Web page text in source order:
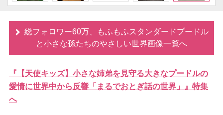
総フォロワー60万、もふもふスタンダードプードル
と小さな孫たちのやさしい世界画像一覧へ
『【天使キッズ】小さな姉弟を見守る大きなプードルの
愛情に世界中から反響「まるでおとぎ話の世界」』特集
へ